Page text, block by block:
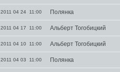
2011 04 24 11:00 Полянка
2011 04 17 11:00 Альберт Тогобицкий
2011 04 10 11:00 Альберт Тогобицкий
2011 04 03 11:00 Полянка